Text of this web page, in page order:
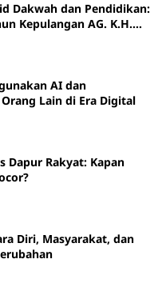
Dakwah dan Pendidikan:
Kepulangan AG. K.H.
AI dan
Lain di Era Digital
Dapur Rakyat: Kapan
Diri, Masyarakat, dan